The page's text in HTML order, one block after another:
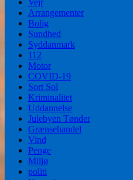
Arrangementer
Bolig
Sundhed
Syddanmark
112
Motor
COVID-19
Sort Sol
Kriminalitet
Uddannelse
Julebyen Tønder
Grænsehandel
Vind
Penge
Miljø
politi